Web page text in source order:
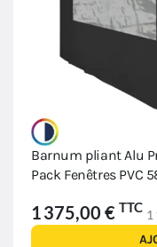
Barnum pliant Alu
Pack Fenêtres PVC
1 375,00 € TTC 1